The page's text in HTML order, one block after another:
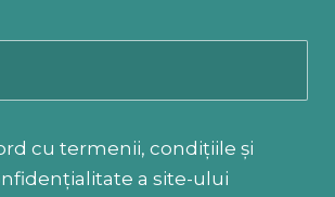
cu termenii, condițiile și
a site-ului